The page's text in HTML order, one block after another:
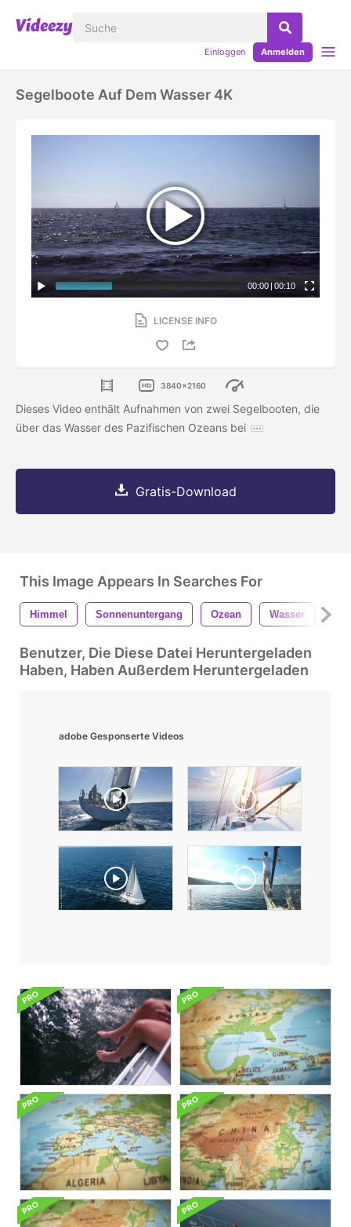
Einloggen Anmelden
Segelboote Auf Dem Wasser 4K
00:00 | 00:10
LICENSE INFO
3840x2160
Dieses Video enthält Aufnahmen von zwei Segelbooten, die
über das Wasser des Pazifischen Ozeans bei
Gratis-Download
This Image Appears In Searches For
Himmel Sonnenuntergang Ozean Wasser
Benutzer, Die Diese Datei Heruntergeladen
Haben, Haben Außerdem Heruntergeladen
adobe Gesponserte Videos